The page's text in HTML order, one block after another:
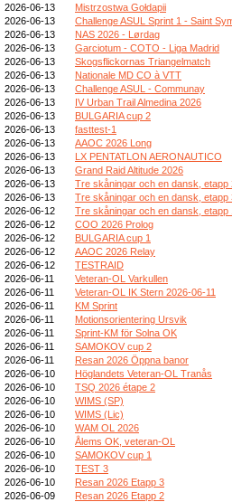
2026-06-13
Mistrzostwa Gołdapii
2026-06-13
Challenge ASUL Sprint 1 - Saint
2026-06-13
NAS 2026 - Lørdag
2026-06-13
Garciotum - COTO - Liga Madrid
2026-06-13
Skogsflickornas Triangelmatch
2026-06-13
Nationale MD CO à VTT
2026-06-13
Challenge ASUL - Communay
2026-06-13
IV Urban Trail Almedina 2026
2026-06-13
BULGARIA cup 2
2026-06-13
fasttest-1
2026-06-13
AAOC 2026 Long
2026-06-13
LX PENTATLON AERONAUTICO
2026-06-13
Grand Raid Altitude 2026
2026-06-13
Tre skåningar och en dansk, etapp
2026-06-13
Tre skåningar och en dansk, etapp
2026-06-12
Tre skåningar och en dansk, etapp
2026-06-12
COO 2026 Prolog
2026-06-12
BULGARIA cup 1
2026-06-12
AAOC 2026 Relay
2026-06-12
TESTRAID
2026-06-11
Veteran-OL Varkullen
2026-06-11
Veteran-OL IK Stern 2026-06-11
2026-06-11
KM Sprint
2026-06-11
Motionsorientering Ursvik
2026-06-11
Sprint-KM för Solna OK
2026-06-11
SAMOKOV cup 2
2026-06-11
Resan 2026 Öppna banor
2026-06-10
Höglandets Veteran-OL Tranås
2026-06-10
TSQ 2026 étape 2
2026-06-10
WIMS (SP)
2026-06-10
WIMS (Lic)
2026-06-10
WAM OL 2026
2026-06-10
Ålems OK, veteran-OL
2026-06-10
SAMOKOV cup 1
2026-06-10
TEST 3
2026-06-10
Resan 2026 Etapp 3
2026-06-09
Resan 2026 Etapp 2